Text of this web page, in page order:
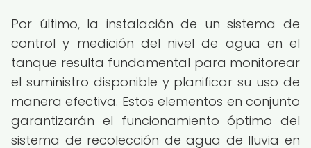
Por último, la instalación de un sistema de
control y medición del nivel de agua en el
tanque resulta fundamental para monitorear
el suministro disponible y planificar su uso de
manera efectiva. Estos elementos en conjunto
garantizarán el funcionamiento óptimo del
sistema de recolección de agua de lluvia en